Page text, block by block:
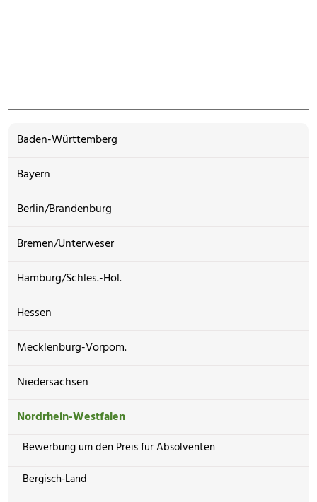
Baden-Württemberg
Bayern
Berlin/Brandenburg
Bremen/Unterweser
Hamburg/Schles.-Hol.
Hessen
Mecklenburg-Vorpom.
Niedersachsen
Nordrhein-Westfalen
Bewerbung um den Preis für Absolventen
Bergisch-Land